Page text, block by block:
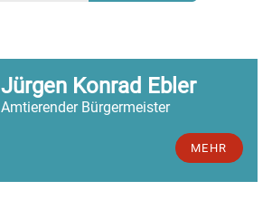
Jürgen Konrad Ebler
Amtierender Bürgermeister
MEHR